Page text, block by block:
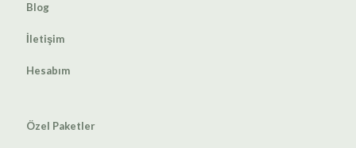
Blog
İletişim
Hesabım
Özel Paketler